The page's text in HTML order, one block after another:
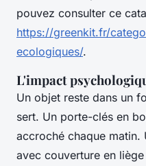
pouvez consulter ce
https://greenkit.fr/
ecologiques/.
L'impact
Un objet reste dans un
sert. Un porte-clés en
accroché chaque matin.
avec couverture en